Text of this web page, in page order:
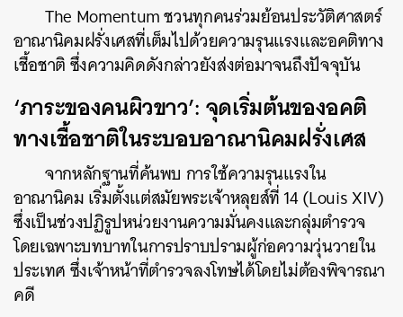
The Momentum ชวนทุกคนร่วมย้อนประวัติศาสตร์
อาณานิคมฝรั่งเศสที่เต็มไปด้วยความรุนแรงและอคติทาง
เชื้อชาติ ซึ่งความคิดดังกล่าวยังส่งต่อมาจนถึงปัจจุบัน
‘ภาระของคนผิวขาว’: จุดเริ่มต้นของอคติ
ทางเชื้อชาติในระบอบอาณานิคมฝรั่งเศส
จากหลักฐานที่ค้นพบ การใช้ความรุนแรงใน
อาณานิคม เริ่มตั้งแต่สมัยพระเจ้าหลุยส์ที่ 14 (Louis XIV)
ซึ่งเป็นช่วงปฏิรูปหน่วยงานความมั่นคงและกลุ่มตำรวจ
โดยเฉพาะบทบาทในการปราบปรามผู้ก่อความวุ่นวายใน
ประเทศ ซึ่งเจ้าหน้าที่ตำรวจลงโทษได้โดยไม่ต้องพิจารณา
คดี